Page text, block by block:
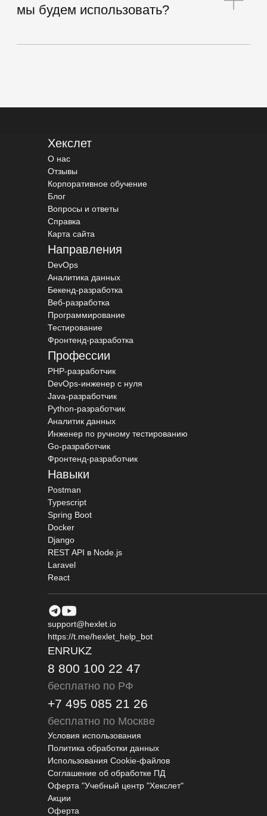
Хекслет
О нас
Отзывы
Корпоративное обучение
Блог
Вопросы и ответы
Справка
Карта сайта
Направления
DevOps
Аналитика данных
Бекенд-разработка
Веб-разработка
Программирование
Тестирование
Фронтенд-разработка
Профессии
PHP-разработчик
DevOps-инженер с нуля
Java-разработчик
Python-разработчик
Аналитик данных
Инженер по ручному тестированию
Go-разработчик
Фронтенд-разработчик
Навыки
Postman
Typescript
Spring Boot
Docker
Django
REST API в Node.js
Laravel
React
support@hexlet.io
https://t.me/hexlet_help_bot
ENRUKZ
8 800 100 22 47
бесплатно по РФ
+7 495 085 21 26
бесплатно по Москве
Условия использования
Политика обработки данных
Использования Cookie-файлов
Соглашение об обработке ПД
Оферта "Учебный центр "Хекслет"
Акции
Оферта